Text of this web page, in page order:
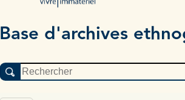
Base d'archives